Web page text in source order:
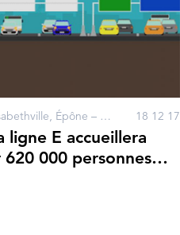
Aubergenville-Elisabethville, Épône – Mézières, Haussmann-Saint-Lazare - Magenta, Houilles – Carrières-sur-Seine, La Défense, Les Clairières de Verneuil, Les Mureaux, Mantes Station, Mantes-la-Jolie, Nanterre, Poissy, Porte Maillot, Rosa Parks, Vernouillet – Verneuil, Villennes-sur-Seine, Bezons, Courbevoie, Gargenville, Issou, Neuilly-sur-Seine, Paris 18 12 17
ligne E accueillera
620 000 personnes…